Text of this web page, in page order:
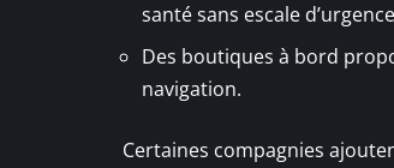
santé sans escale
Des boutiques à bord
navigation.
Certaines compagnies